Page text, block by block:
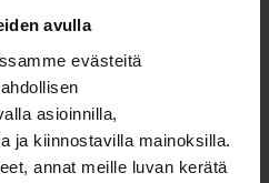
avulla
evästeitä
asioinnilla,
ja kiinnostavilla mainoksilla.
annat meille luvan kerätä
1,00 %
Fonder AB